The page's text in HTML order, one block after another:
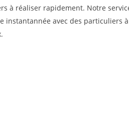
à réaliser rapidement. Notre
instantannée avec des particuliers